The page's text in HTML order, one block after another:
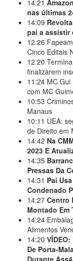
14:21
nas últimas
14:09
pai a assistir
12:26
Cinco Editais
12:20
finalizarem
11:24 MC
com MC
10:53
Manaus
10:11 UEA:
de Direito em
14:42 Na
2023 E
14:35
Pressas Da
14:31 Pai
Condenado
14:27 Centro
Montado Em
14:24
Alimentos
14:20
De Porta-
Durante